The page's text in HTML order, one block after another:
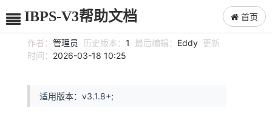
IBPS-V3帮助文档 首页
作者： 管理员 历史版本： 1 最后编辑： Eddy 更新
时间： 2026-03-18 10:25
适用版本：v3.1.8+;